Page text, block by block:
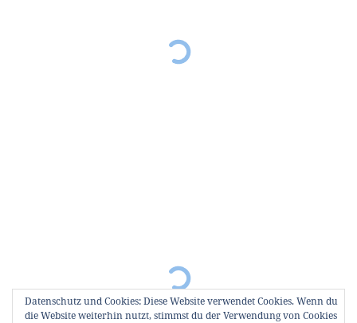
Datenschutz und Cookies: Diese Website verwendet Cookies. Wenn du
die Website weiterhin nutzt, stimmst du der Verwendung von Cookies